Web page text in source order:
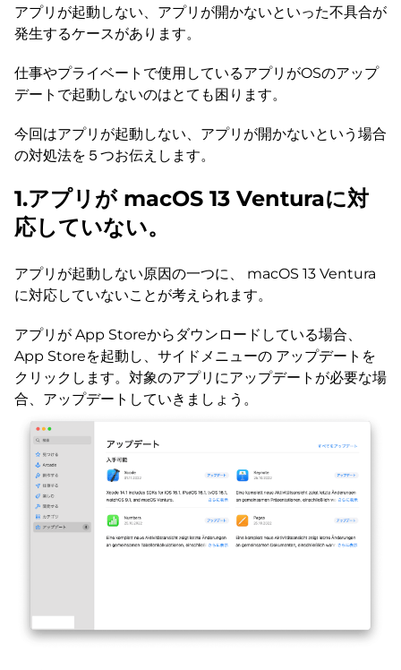
アプリが起動しない、アプリが開かないといった不具合が
発生するケースがあります。
仕事やプライベートで使用しているアプリがOSのアップ
デートで起動しないのはとても困ります。
今回はアプリが起動しない、アプリが開かないという場合
の対処法を５つお伝えします。
1.アプリが macOS 13 Venturaに対
応していない。
アプリが起動しない原因の一つに、 macOS 13 Ventura
に対応していないことが考えられます。
アプリが App Storeからダウンロードしている場合、
App Storeを起動し、サイドメニューの アップデートを
クリックします。対象のアプリにアップデートが必要な場
合、アップデートしていきましょう。